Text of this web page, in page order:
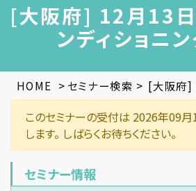
[大阪府] 12月13
ンディショニ
HOME > セミナー検索 > [大阪府]
このセミナーの受付は 2026年09
します。 しばらくお待ちください。
セミナー情報